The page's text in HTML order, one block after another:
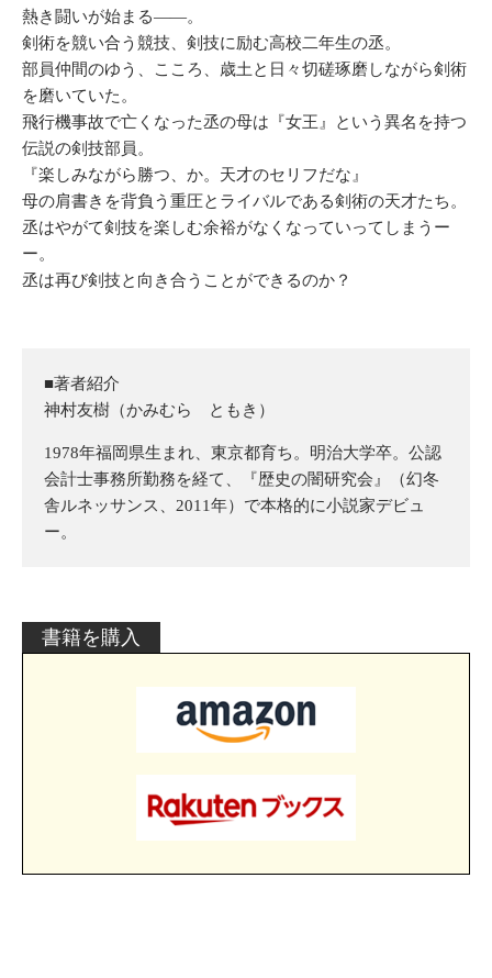
熱き闘いが始まる――。
剣術を競い合う競技、剣技に励む高校二年生の丞。
部員仲間のゆう、こころ、歳土と日々切磋琢磨しながら剣術
を磨いていた。
飛行機事故で亡くなった丞の母は『女王』という異名を持つ
伝説の剣技部員。
『楽しみながら勝つ、か。天才のセリフだな』
母の肩書きを背負う重圧とライバルである剣術の天才たち。
丞はやがて剣技を楽しむ余裕がなくなっていってしまうー
ー。
丞は再び剣技と向き合うことができるのか？
■著者紹介
神村友樹（かみむら ともき）
1978年福岡県生まれ、東京都育ち。明治大学卒。公認
会計士事務所勤務を経て、『歴史の闇研究会』（幻冬
舎ルネッサンス、2011年）で本格的に小説家デビュ
ー。
書籍を購入